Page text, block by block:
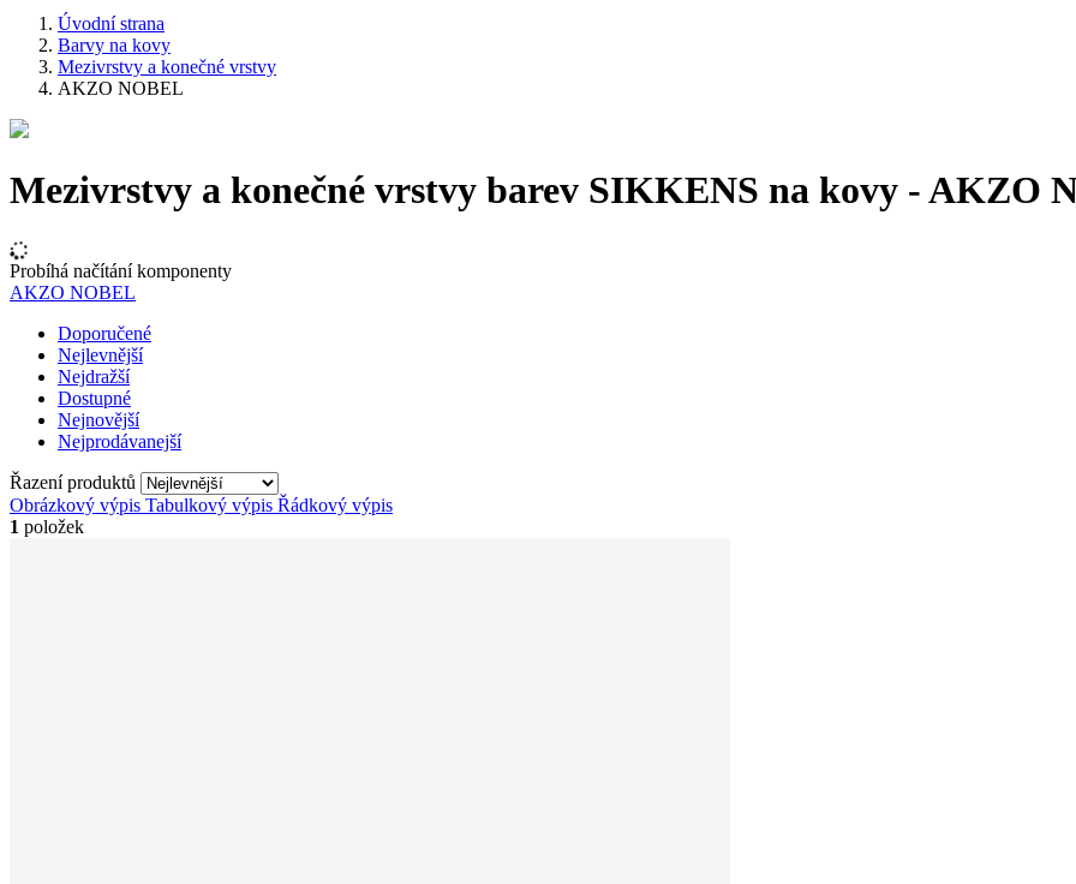
Úvodní strana
Barvy na kovy
Mezivrstvy a konečné vrstvy
AKZO NOBEL
Mezivrstvy a konečné vrstvy barev SIKKENS na kovy - AKZO
Probíhá načítání komponenty
AKZO NOBEL
Doporučené
Nejlevnější
Nejdražší
Dostupné
Nejnovější
Nejprodávanejší
Řazení produktů
Obrázkový výpis Tabulkový výpis Řádkový výpis
1 položek